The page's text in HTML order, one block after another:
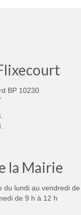
BP 10230
la Mairie
du lundi au vendredi
de 9 h à 12 h